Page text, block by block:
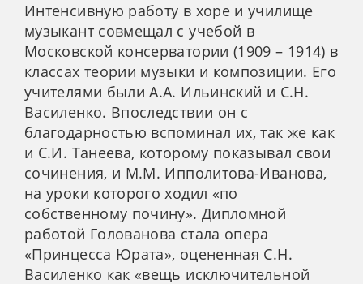
Интенсивную работу в хоре и училище
музыкант совмещал с учебой в
Московской консерватории (1909 – 1914) в
классах теории музыки и композиции. Его
учителями были А.А. Ильинский и С.Н.
Василенко. Впоследствии он с
благодарностью вспоминал их, так же как
и С.И. Танеева, которому показывал свои
сочинения, и М.М. Ипполитова-Иванова,
на уроки которого ходил «по
собственному почину». Дипломной
работой Голованова стала опера
«Принцесса Юрата», оцененная С.Н.
Василенко как «вещь исключительной